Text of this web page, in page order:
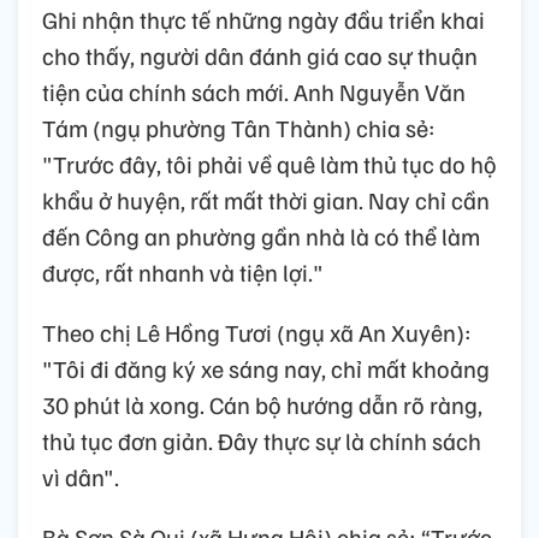
Ghi nhận thực tế những ngày đầu triển khai
cho thấy, người dân đánh giá cao sự thuận
tiện của chính sách mới. Anh Nguyễn Văn
Tám (ngụ phường Tân Thành) chia sẻ:
"Trước đây, tôi phải về quê làm thủ tục do hộ
khẩu ở huyện, rất mất thời gian. Nay chỉ cần
đến Công an phường gần nhà là có thể làm
được, rất nhanh và tiện lợi."
Theo chị Lê Hồng Tươi (ngụ xã An Xuyên):
"Tôi đi đăng ký xe sáng nay, chỉ mất khoảng
30 phút là xong. Cán bộ hướng dẫn rõ ràng,
thủ tục đơn giản. Đây thực sự là chính sách
vì dân".